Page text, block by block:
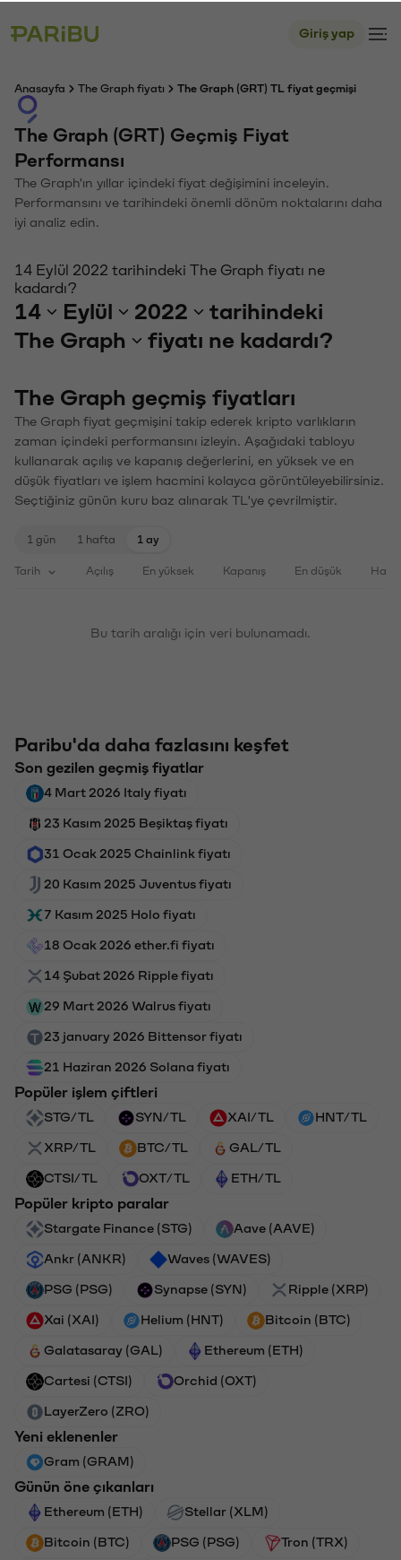
Giriş yap
Anasayfa The Graph fiyatı The Graph (GRT) TL fiyat geçmişi
The Graph (GRT) Geçmiş Fiyat
Performansı
The Graph'ın yıllar içindeki fiyat değişimini inceleyin.
Performansını ve tarihindeki önemli dönüm noktalarını daha
iyi analiz edin.
14 Eylül 2022 tarihindeki The Graph fiyatı ne
kadardı?
14 Eylül 2022
tarihindeki
The Graph
fiyatı ne kadardı?
The Graph geçmiş fiyatları
The Graph fiyat geçmişini takip ederek kripto varlıkların
zaman içindeki performansını izleyin. Aşağıdaki tabloyu
kullanarak açılış ve kapanış değerlerini, en yüksek ve en
düşük fiyatları ve işlem hacmini kolayca görüntüleyebilirsiniz.
Seçtiğiniz günün kuru baz alınarak TL'ye çevrilmiştir.
1 gün 1 hafta 1 ay
Tarih Açılış En yüksek Kapanış En düşük
Bu tarih aralığı için veri bulunamadı.
Paribu'da daha fazlasını keşfet
Son gezilen geçmiş fiyatlar
4 Mart 2026 Italy fiyatı
23 Kasım 2025 Beşiktaş fiyatı
31 Ocak 2025 Chainlink fiyatı
20 Kasım 2025 Juventus fiyatı
7 Kasım 2025 Holo fiyatı
18 Ocak 2026 ether.fi fiyatı
14 Şubat 2026 Ripple fiyatı
29 Mart 2026 Walrus fiyatı
23 january 2026 Bittensor fiyatı
21 Haziran 2026 Solana fiyatı
Popüler işlem çiftleri
STG/TL SYN/TL XAI/TL HNT/TL
XRP/TL BTC/TL GAL/TL
CTSI/TL OXT/TL ETH/TL
Popüler kripto paralar
Stargate Finance (STG) Aave (AAVE)
Ankr (ANKR) Waves (WAVES)
PSG (PSG) Synapse (SYN) Ripple (XRP)
Xai (XAI) Helium (HNT) Bitcoin (BTC)
Galatasaray (GAL) Ethereum (ETH)
Cartesi (CTSI) Orchid (OXT)
LayerZero (ZRO)
Yeni eklenenler
Gram (GRAM)
Günün öne çıkanları
Ethereum (ETH) Stellar (XLM)
Bitcoin (BTC) PSG (PSG) Tron (TRX)